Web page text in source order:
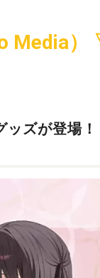
Media